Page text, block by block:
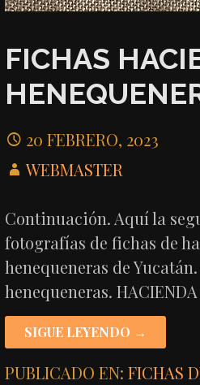
FICHAS
20 FEBRERO, 2023
WEBMASTER
Continuación. Aquí la
fotografías de fichas de
henequeneras de
henequeneras.
SIGUE LEYENDO →
PUBLICADO EN:FICHAS